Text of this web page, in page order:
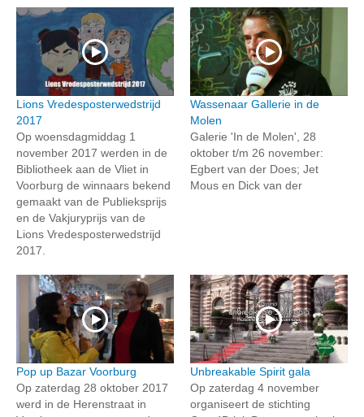
Lions Vredesposterwedstrijd
2017
Op woensdagmiddag 1
november 2017 werden in de
Bibliotheek aan de Vliet in
Voorburg de winnaars bekend
gemaakt van de Publieksprijs
en de Vakjuryprijs van de
Lions Vredesposterwedstrijd
2017.
Wassenaar Gallerie in de
Molen
Galerie 'In de Molen', 28
oktober t/m 26 november:
Egbert van der Does; Jet
Mous en Dick van der
Pop up Bazar Voorburg
Op zaterdag 28 oktober 2017
werd in de Herenstraat in
Unbreakable Spirit gala
Op zaterdag 4 november
organiseert de stichting